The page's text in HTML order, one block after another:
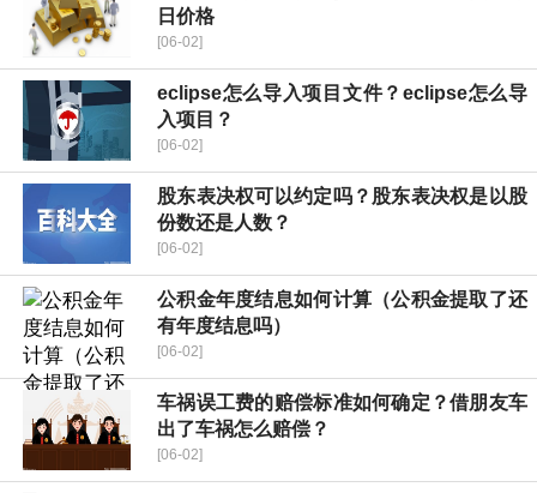
日价格
[06-02]
eclipse怎么导入项目文件？eclipse怎么导
入项目？
[06-02]
股东表决权可以约定吗？股东表决权是以股
份数还是人数？
[06-02]
公积金年度结息如何计算（公积金提取了还
有年度结息吗）
[06-02]
车祸误工费的赔偿标准如何确定？借朋友车
出了车祸怎么赔偿？
[06-02]